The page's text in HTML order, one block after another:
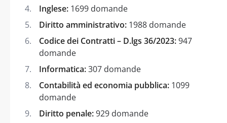
Inglese: 1699 domande
Diritto amministrativo: 1988 domande
Codice dei Contratti – D.lgs 36/2023:947
domande
Informatica:307 domande
Contabilità ed economia pubblica: 1099
domande
Diritto penale:929 domande